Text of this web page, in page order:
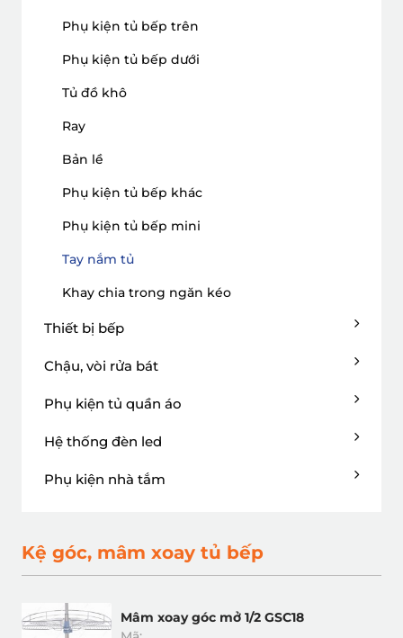
Phụ kiện tủ bếp trên
Phụ kiện tủ bếp dưới
Tủ đồ khô
Ray
Bản lề
Phụ kiện tủ bếp khác
Phụ kiện tủ bếp mini
Tay nắm tủ
Khay chia trong ngăn kéo
Thiết bị bếp
Chậu, vòi rửa bát
Phụ kiện tủ quần áo
Hệ thống đèn led
Phụ kiện nhà tắm
Kệ góc, mâm xoay tủ bếp
Mâm xoay góc mở 1/2 GSC18